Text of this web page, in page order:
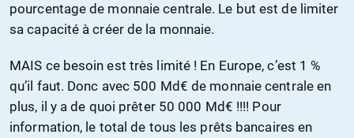
pourcentage de monnaie centrale. Le but est de limiter
sa capacité à créer de la monnaie.
MAIS ce besoin est très limité ! En Europe, c’est 1 %
qu’il faut. Donc avec 500 Md€ de monnaie centrale en
plus, il y a de quoi prêter 50 000 Md€ !!!! Pour
information, le total de tous les prêts bancaires en